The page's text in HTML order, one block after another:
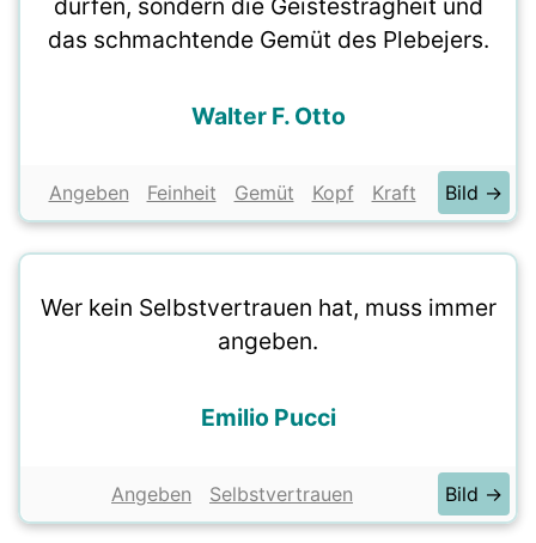
dürfen, sondern die Geistesträgheit und
das schmachtende Gemüt des Plebejers.
Walter F. Otto
Angeben Feinheit Gemüt Kopf Kraft Bild →
Wer kein Selbstvertrauen hat, muss immer
angeben.
Emilio Pucci
Angeben Selbstvertrauen Bild →